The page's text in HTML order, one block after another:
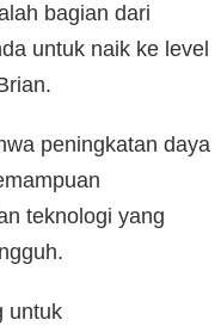
bagian dari
untuk naik ke level
peningkatan daya
teknologi yang
untuk